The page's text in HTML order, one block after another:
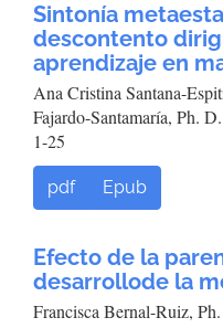
Sintonía
descontento
aprendizaje en
Ana Cristina Santana-
Fajardo-Santamaría, Ph.
1-25
pdf Epub
Efecto de la
desarrollode la
Francisca Bernal-Ruiz,